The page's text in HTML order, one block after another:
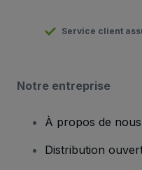
Service client
Notre entreprise
À propos de nous
Distribution